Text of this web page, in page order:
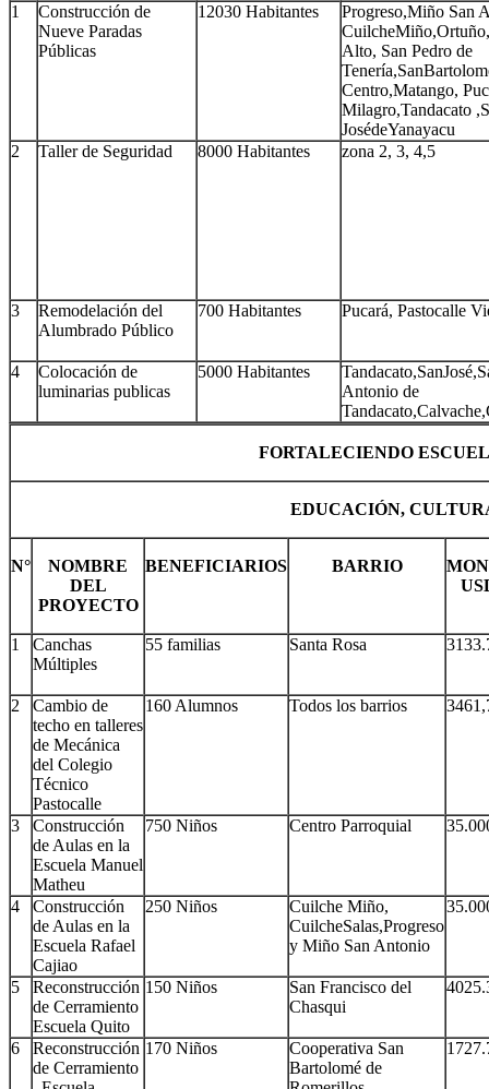
1
Construcción de
Nueve Paradas
Públicas
12030 Habitantes
Progreso,Miño San
Alto, San Pedro de
Centro,Matango,
Milagro,Tandacato
JosédeYanayacu
2
Taller de Seguridad 8000 Habitantes zona 2, 3, 4,5
3
Remodelación del
Alumbrado Público
700 Habitantes Pucará, Pastocalle
4
Colocación de
luminarias publicas
5000 Habitantes
Antonio de
FORTALECIENDO
EDUCACIÓN,
N°
NOMBRE
DEL
PROYECTO
BENEFICIARIOS BARRIO
1
Canchas
Múltiples
55 familias Santa Rosa
2
Cambio de
techo en talleres
de Mecánica
del Colegio
Técnico
Pastocalle
160 Alumnos Todos los barrios
3
Construcción
de Aulas en la
Escuela Manuel
Matheu
750 Niños Centro Parroquial
4
Construcción
de Aulas en la
Escuela Rafael
Cajiao
250 Niños
Cuilche Miño,
CuilcheSalas,Progreso
y Miño San Antonio
5
Reconstrucción
de Cerramiento
Escuela Quito
150 Niños
San Francisco del
Chasqui
6
Reconstrucción
de Cerramiento
170 Niños
Cooperativa San
Bartolomé de